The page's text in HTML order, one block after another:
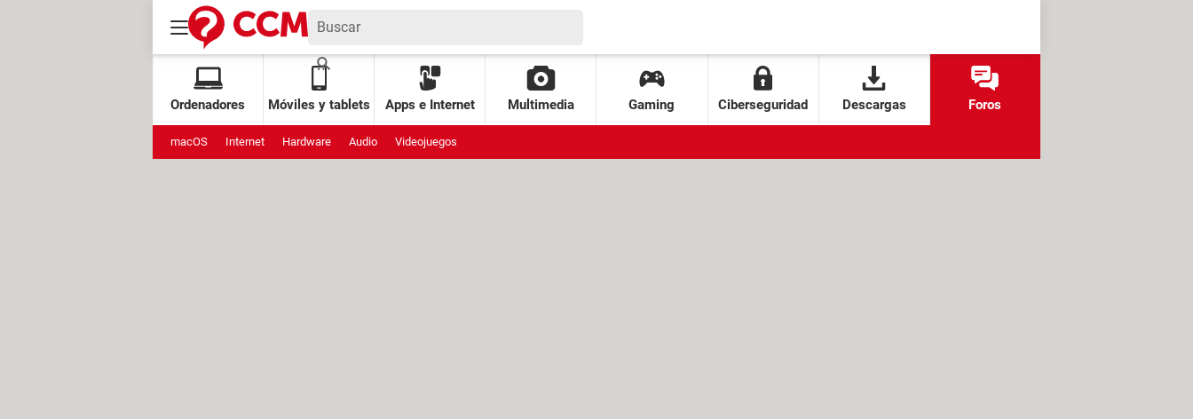
Ordenadores Móviles y tablets Apps e Internet Multimedia Gaming Ciberseguridad Descargas Foros
macOS Internet Hardware Audio Videojuegos